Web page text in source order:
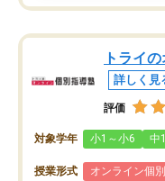
トライ
詳しく見
評価
対象学年 小1～小6 中
授業形式 オンライン個